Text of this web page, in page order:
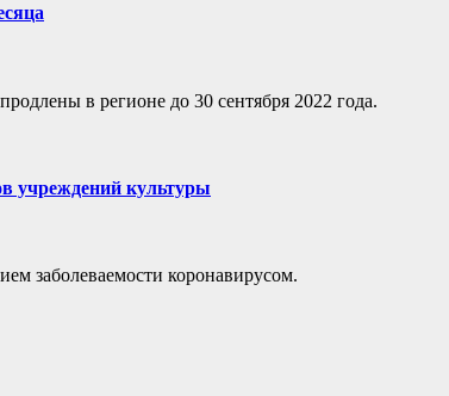
в регионе до 30 сентября 2022 года.
учреждений культуры
заболеваемости коронавирусом.